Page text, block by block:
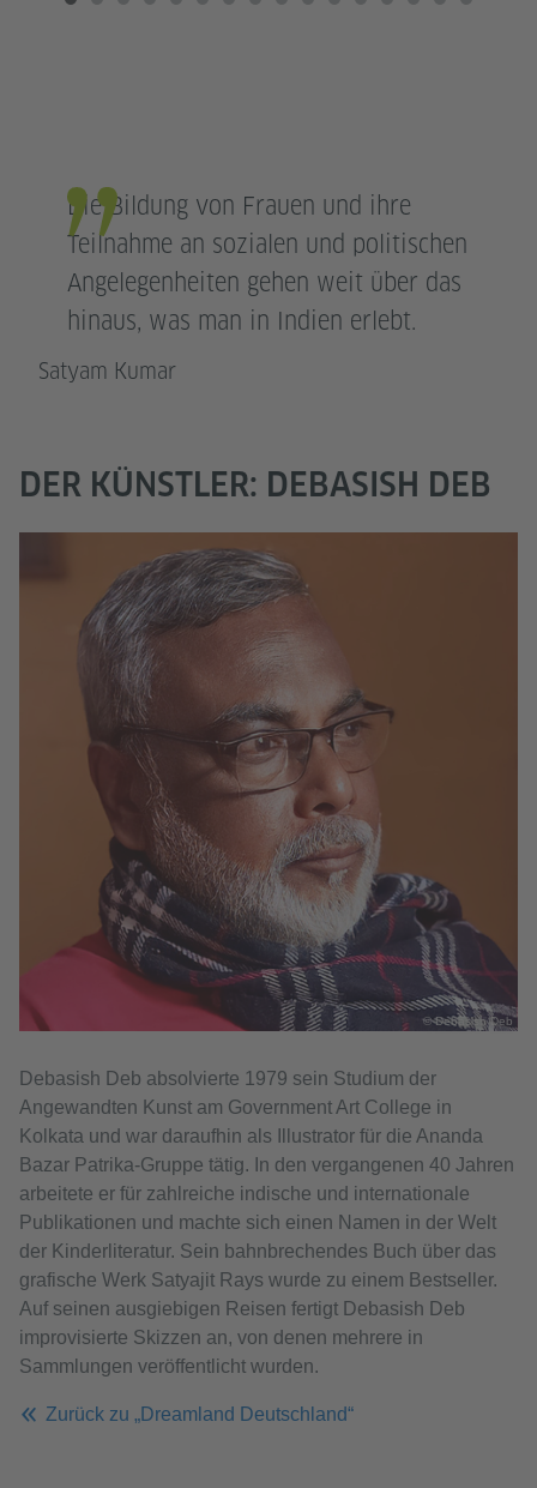
Die Bildung von Frauen und ihre
Teilnahme an sozialen und politischen
Angelegenheiten gehen weit über das
hinaus, was man in Indien erlebt.
Satyam Kumar
DER KÜNSTLER: DEBASISH DEB
© Debasish Deb
Debasish Deb absolvierte 1979 sein Studium der
Angewandten Kunst am Government Art College in
Kolkata und war daraufhin als Illustrator für die Ananda
Bazar Patrika-Gruppe tätig. In den vergangenen 40 Jahren
arbeitete er für zahlreiche indische und internationale
Publikationen und machte sich einen Namen in der Welt
der Kinderliteratur. Sein bahnbrechendes Buch über das
grafische Werk Satyajit Rays wurde zu einem Bestseller.
Auf seinen ausgiebigen Reisen fertigt Debasish Deb
improvisierte Skizzen an, von denen mehrere in
Sammlungen veröffentlicht wurden.
Zurück zu „Dreamland Deutschland“